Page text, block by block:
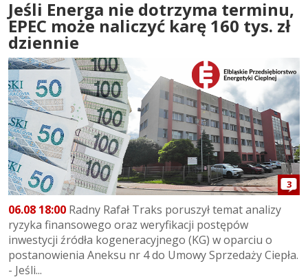
Jeśli Energa nie dotrzyma terminu,
EPEC może naliczyć karę 160 tys. zł
dziennie
3
06.08 18:00 Radny Rafał Traks poruszył temat analizy
ryzyka finansowego oraz weryfikacji postępów
inwestycji źródła kogeneracyjnego (KG) w oparciu o
postanowienia Aneksu nr 4 do Umowy Sprzedaży Ciepła.
- Jeśli...